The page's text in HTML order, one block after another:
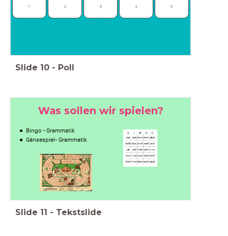
1 2 3 4 5
Slide 10 - Poll
Was sollen wir spielen?
Bingo - Grammatik
Gänsespiel- Grammatik
Slide 11 - Tekstslide